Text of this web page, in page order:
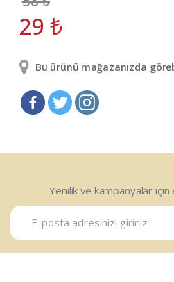
29 ₺
Bu ürünü mağazanızda
Yenilik ve kampanyalar